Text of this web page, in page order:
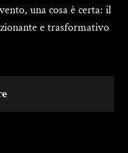
una cosa è certa: il
e trasformativo